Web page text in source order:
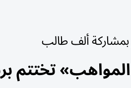
بمشاركة ألف طالب
تختتم